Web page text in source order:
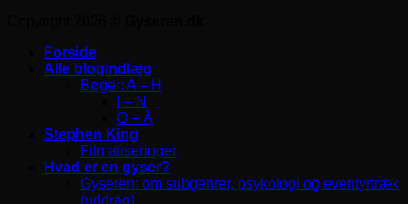
Forside
Alle blogindlæg
Bøger: A – H
I – N
O – Å
Stephen King
Filmatiseringer
Hvad er en gyser?
Gyseren: om subgenrer, psykologi og eventyrtræk
(uddrag)